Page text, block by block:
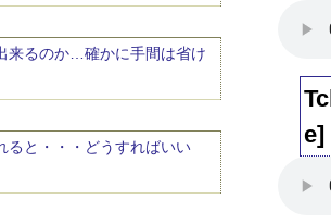
来るのか…確かに手間は省け
ると・・・どうすればいい
e]